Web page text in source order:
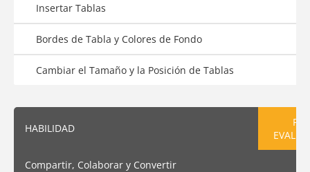
Insertar Tablas
Bordes de Tabla y Colores de Fondo
Cambiar el Tamaño y la Posición de Tablas
HABILIDAD
Compartir, Colaborar y Convertir